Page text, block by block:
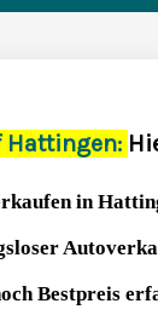
in
Bestpreis